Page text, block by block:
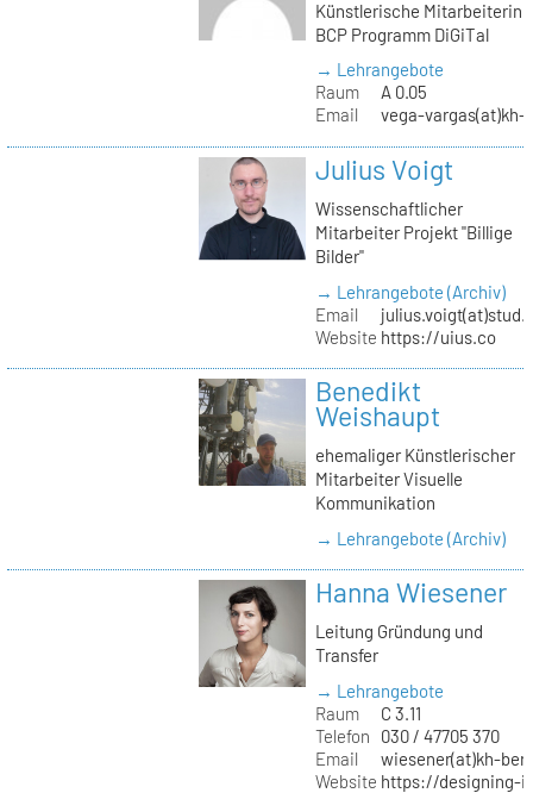
Künstlerische Mitarbeiterin
BCP Programm DiGiTal
→ Lehrangebote
Raum
A 0.05
Email
vega-vargas(at)kh-
Julius Voigt
Wissenschaftlicher
Mitarbeiter Projekt "Billige
Bilder"
→ Lehrangebote (Archiv)
Email
Website https://uius.co
Benedikt
Weishaupt
ehemaliger Künstlerischer
Mitarbeiter Visuelle
Kommunikation
→ Lehrangebote (Archiv)
Hanna Wiesener
Leitung Gründung und
Transfer
→ Lehrangebote
Raum
C 3.11
Telefon
030 / 47705 370
Email
wiesener(at)kh-
Website https://designing-